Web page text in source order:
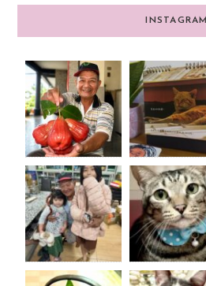
INSTAGRAM